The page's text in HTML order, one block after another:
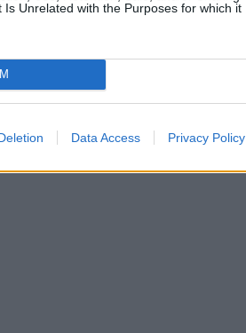
Unrelated with the Purposes for which it
Data Access Privacy Policy
Altro